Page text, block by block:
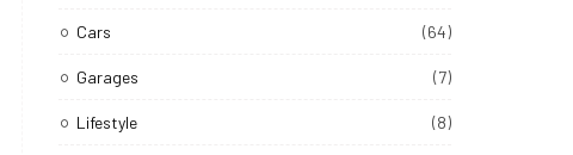
Cars (64)
Garages (7)
Lifestyle (8)